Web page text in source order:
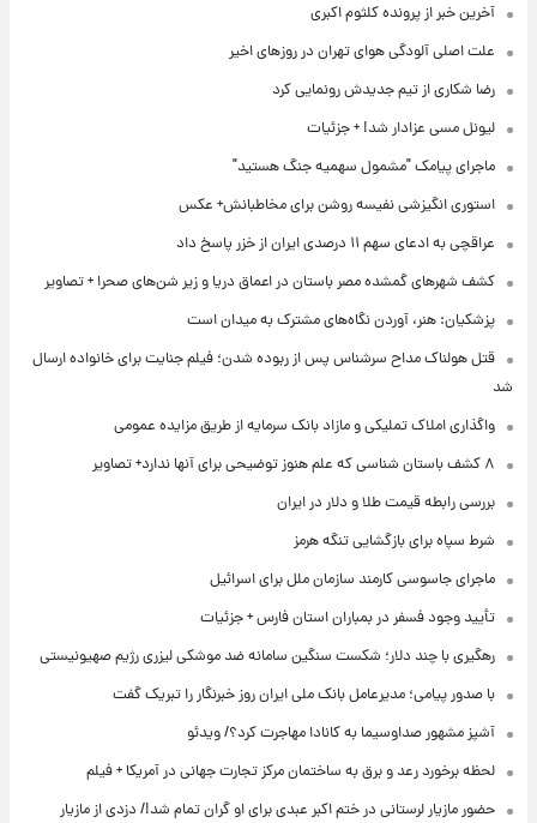
آخرین خبر از پرونده کلثوم اکبری
علت اصلی آلودگی هوای تهران در روزهای اخیر
رضا شکاری از تیم جدیدش رونمایی کرد
لیونل مسی عزادار شد! + جزئیات
ماجرای پیامک "مشمول سهمیه جنگ هستید"
استوری انگیزشی نفیسه روشن برای مخاطبانش+ عکس
عراقچی به ادعای سهم ۱۱ درصدی ایران از خزر پاسخ داد
کشف شهرهای گمشده مصر باستان در اعماق دریا و زیر شن‌های صحرا + تصاویر
پزشکیان: هنر، آوردن نگاه‌های مشترک به میدان است
قتل هولناک مداح سرشناس پس از ربوده شدن؛ فیلم جنایت برای خانواده ارسال
شد
واگذاری املاک تملیکی و مازاد بانک سرمایه از طریق مزایده عمومی
۸ کشف باستان شناسی که علم هنوز توضیحی برای آنها ندارد+ تصاویر
بررسی رابطه قیمت طلا و دلار در ایران
شرط سپاه برای بازگشایی تنگه هرمز
ماجرای جاسوسی کارمند سازمان ملل برای اسرائیل
تأیید وجود فسفر در بمباران استان فارس + جزئیات
رهگیری با چند دلار؛ شکست سنگین سامانه ضد موشکی لیزری رژیم صهیونیستی
با صدور پیامی؛ مدیرعامل بانک ملی ایران روز خبرنگار را تبریک گفت
آشپز مشهور صداوسیما به کانادا مهاجرت کرد؟/ ویدئو
لحظه برخورد رعد و برق به ساختمان مرکز تجارت جهانی در آمریکا + فیلم
حضور مازیار لرستانی در ختم اکبر عبدی برای او گران تمام شد!/ دزدی از مازیار